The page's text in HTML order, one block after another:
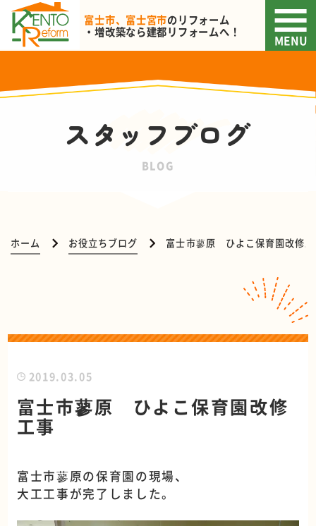
富士市、富士宮市のリフォーム
・増改築なら建都リフォームへ！
MENU
スタッフブログ
BLOG
ホーム お役立ちブログ 富士市蓼原 ひよこ保育園改修
2019.03.05
富士市蓼原 ひよこ保育園改修
工事
富士市蓼原の保育園の現場、
大工工事が完了しました。